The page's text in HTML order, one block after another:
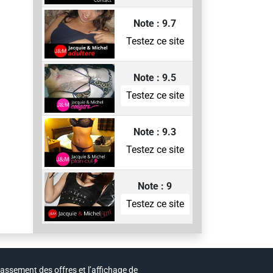
Note : 9.7
Testez ce site
Note : 9.5
Testez ce site
Note : 9.3
Testez ce site
Note : 9
Testez ce site
des offres et l’affichage de